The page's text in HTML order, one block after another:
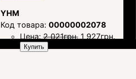
YHM
00000002078
Цена:2 021грн. 1 927грн.
Купить